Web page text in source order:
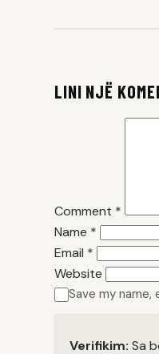
LINI NJË
Comment *
Name *
Email *
Website
Save my
Verifikim: Sa